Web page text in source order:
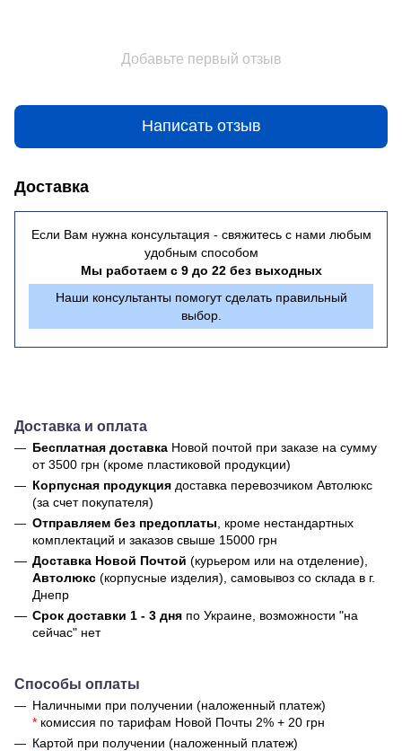
Добавьте первый отзыв
Написать отзыв
Доставка
Если Вам нужна консультация - свяжитесь с нами любым
удобным способом
Мы работаем с 9 до 22 без выходных
Наши консультанты помогут сделать правильный
выбор.
Доставка и оплата
Бесплатная доставка Новой почтой при заказе на сумму
от 3500 грн (кроме пластиковой продукции)
Корпусная продукция доставка перевозчиком Автолюкс
(за счет покупателя)
Отправляем без предоплаты , кроме нестандартных
комплектаций и заказов свыше 15000 грн
Доставка Новой Почтой (курьером или на отделение),
Автолюкс (корпусные изделия), самовывоз со склада в г.
Днепр
Срок доставки 1 - 3 дня по Украине, возможности "на
сейчас" нет
Способы оплаты
Наличными при получении (наложенный платеж)
* комиссия по тарифам Новой Почты 2% + 20 грн
Картой при получении (наложенный платеж)